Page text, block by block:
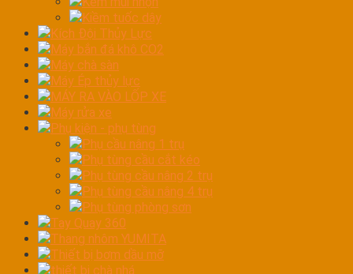
Kiềm tuốc dây
Kích Đội Thủy Lực
Máy bắn đá khô CO2
Máy chà sàn
Máy Ép thủy lực
MÁY RA VÀO LỐP XE
Máy rửa xe
Phụ kiện - phụ tùng
Phụ cầu nâng 1 trụ
Phụ tùng cầu cắt kéo
Phụ tùng cầu nâng 2 trụ
Phụ tùng cầu nâng 4 trụ
Phụ tùng phòng sơn
Tay Quay 360
Thang nhôm YUMITA
Thiết bị bơm dầu mỡ
thiết bị chà nhá